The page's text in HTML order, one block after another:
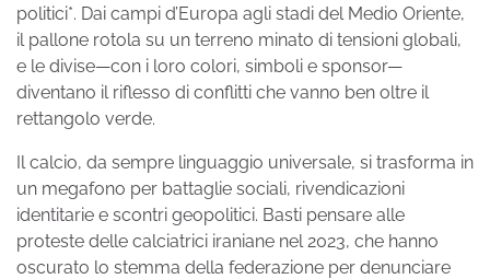
politici*. Dai campi d’Europa agli stadi del Medio Oriente,
il pallone rotola su un terreno minato di tensioni globali,
e le divise—con i loro colori, simboli e sponsor—
diventano il riflesso di conflitti che vanno ben oltre il
rettangolo verde.
Il calcio, da sempre linguaggio universale, si trasforma in
un megafono per battaglie sociali, rivendicazioni
identitarie e scontri geopolitici. Basti pensare alle
proteste delle calciatrici iraniane nel 2023, che hanno
oscurato lo stemma della federazione per denunciare